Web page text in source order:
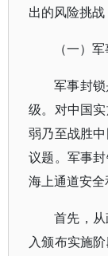
出的风险挑战
（一）
军事封
级。对中国
弱乃至战胜
议题。军事
海上通道安全
首先，
入颁布实施